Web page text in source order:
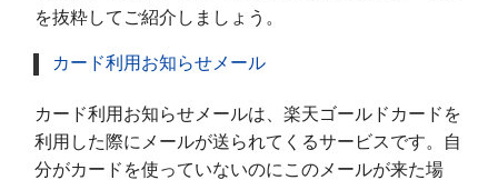
を抜粋してご紹介しましょう。
カード利用お知らせメール
カード利用お知らせメールは、楽天ゴールドカードを
利用した際にメールが送られてくるサービスです。自
分がカードを使っていないのにこのメールが来た場